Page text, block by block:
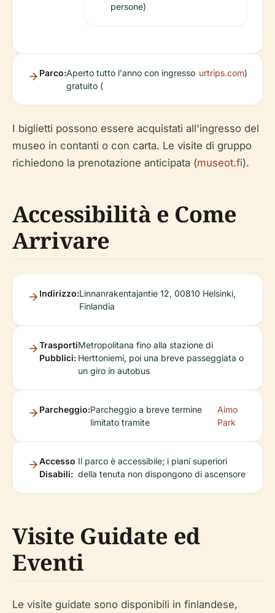
persone)
Parco:Aperto tutto l'anno con ingresso
gratuito (
urtrips.com)
I biglietti possono essere acquistati all'ingresso del
museo in contanti o con carta. Le visite di gruppo
richiedono la prenotazione anticipata (museot.fi).
Accessibilità e Come
Arrivare
Indirizzo:Linnanrakentajantie 12, 00810 Helsinki,
Finlandia
Trasporti
Pubblici:
Metropolitana fino alla stazione di
Herttoniemi, poi una breve passeggiata o
un giro in autobus
Parcheggio:Parcheggio a breve termine
limitato tramite
Aimo
Park
Accesso
Disabili:
Il parco è accessibile; i piani superiori
della tenuta non dispongono di ascensore
Visite Guidate ed
Eventi
Le visite guidate sono disponibili in finlandese,